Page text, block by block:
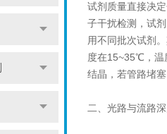
试剂质量直接决
子干扰检测，试
用不同批次试剂
度在15~35℃，温
结晶，若管路堵
二、光路与流路